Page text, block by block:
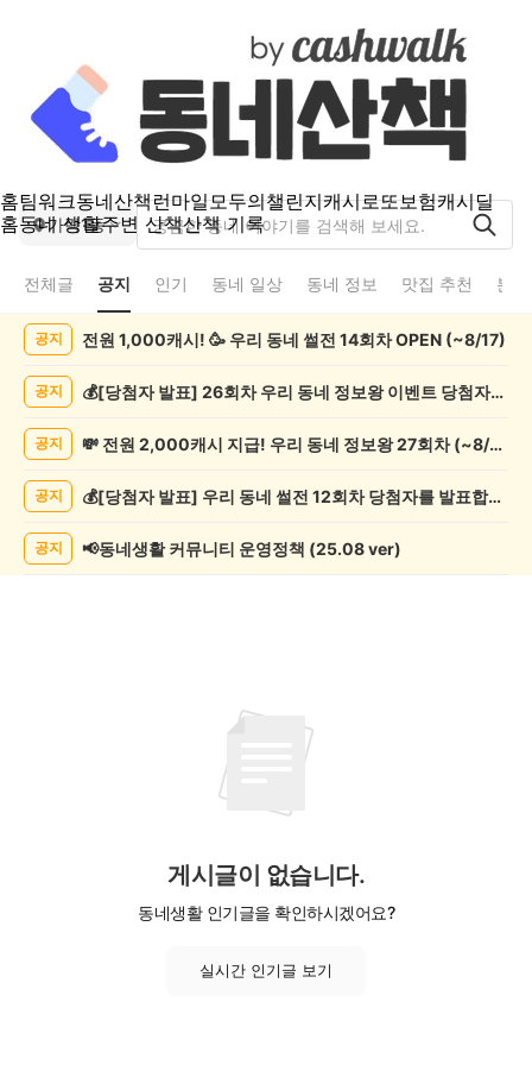
홈팀워크동네산책런마일모두의챌린지캐시로또보험캐시딜
홈동네 생활주변 산책산책 기록
가락1동
전체글 공지 인기 동네 일상 동네 정보 맛집 추천 분
공지 전원 1,000캐시! 🥳 우리 동네 썰전 14회차 OPEN (~8/17)
공지 💰[당첨자 발표] 26회차 우리 동네 정보왕 이벤트 당첨자를 발표합니다!
공지 💸 전원 2,000캐시 지급! 우리 동네 정보왕 27회차 (~8/10)
공지 💰[당첨자 발표] 우리 동네 썰전 12회차 당첨자를 발표합니다!
공지 📢동네생활 커뮤니티 운영정책 (25.08 ver)
게시글이 없습니다.
동네생활 인기글을 확인하시겠어요?
실시간 인기글 보기